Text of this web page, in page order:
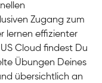
Zugang zum
lernen effizienter
Cloud findest Du
Übungen Deines
übersichtlich an